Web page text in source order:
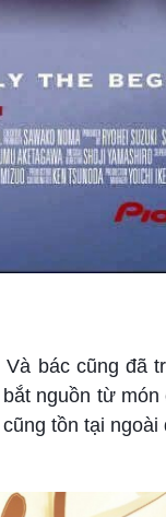
bác cũng đã
nguồn từ
tồn tại